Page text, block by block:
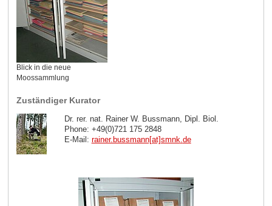
Blick in die neue
Moossammlung
Zuständiger Kurator
Dr. rer. nat. Rainer W. Bussmann, Dipl. Biol.
Phone: +49(0)721 175 2848
E-Mail: rainer.bussmann[at]smnk de